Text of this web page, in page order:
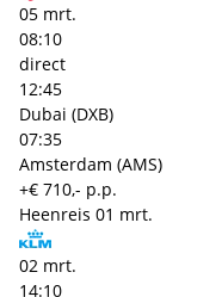
05 mrt.
08:10
direct
12:45
Dubai (DXB)
07:35
Amsterdam (AMS)
+€ 710,- p.p.
Heenreis 01 mrt.
02 mrt.
14:10